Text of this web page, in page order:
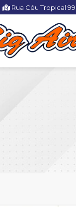
Rua Céu Tropical